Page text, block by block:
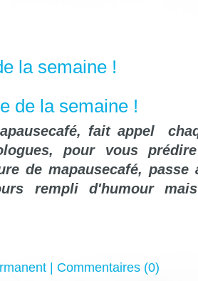
la semaine !
de la semaine !
fait appel
pour vous
de mapausecafé, passe
rempli d'humour
| Commentaires (0)